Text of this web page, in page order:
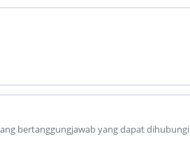
bertanggungjawab yang dapat dihubungi